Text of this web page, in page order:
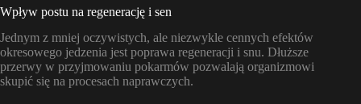
Wpływ postu na regenerację i sen
Jednym z mniej oczywistych, ale niezwykle cennych efektów
okresowego jedzenia jest poprawa regeneracji i snu. Dłuższe
przerwy w przyjmowaniu pokarmów pozwalają organizmowi
skupić się na procesach naprawczych.